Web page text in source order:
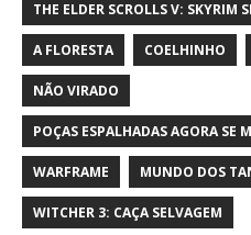
THE ELDER SCROLLS V: SKYRIM
A FLORESTA COELHINHO
NÃO VIRADO
POÇAS ESPALHADAS AGORA
WARFRAME MUNDO DOS
WITCHER 3: CAÇA SELVAGEM